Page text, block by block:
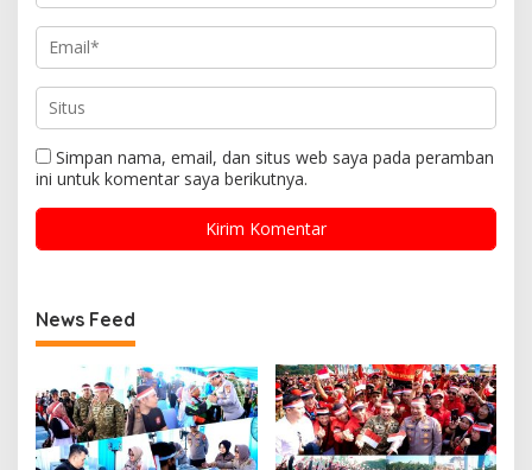
Simpan nama, email, dan situs web saya pada peramban
ini untuk komentar saya berikutnya.
News Feed